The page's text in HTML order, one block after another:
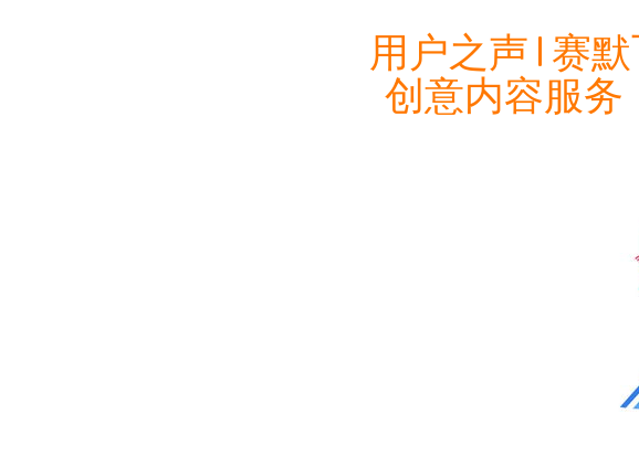
用户之声 | 赛
创意内容服务